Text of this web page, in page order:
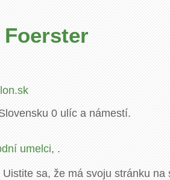
0 ulíc a námestí.
umelci, .
Uistite sa, že má svoju stránku